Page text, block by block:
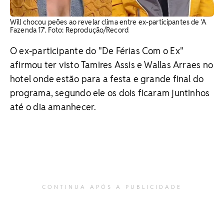
Will chocou peões ao revelar clima entre ex-participantes de 'A
Fazenda 17'. Foto: Reprodução/Record
O ex-participante do "De Férias Com o Ex"
afirmou ter visto Tamires Assis e Wallas Arraes no
hotel onde estão para a festa e grande final do
programa, segundo ele os dois ficaram juntinhos
até o dia amanhecer.
CONTINUA APÓS A PUBLICIDADE